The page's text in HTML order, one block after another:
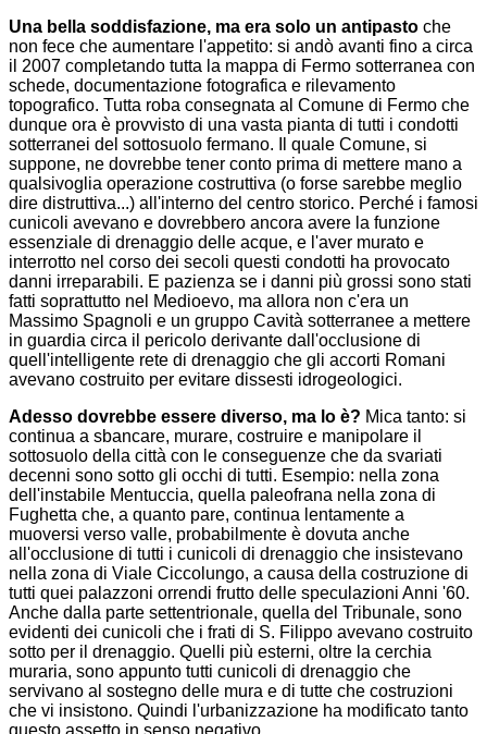
Una bella soddisfazione, ma era solo un antipasto che
non fece che aumentare l'appetito: si andò avanti fino a circa
il 2007 completando tutta la mappa di Fermo sotterranea con
schede, documentazione fotografica e rilevamento
topografico. Tutta roba consegnata al Comune di Fermo che
dunque ora è provvisto di una vasta pianta di tutti i condotti
sotterranei del sottosuolo fermano. Il quale Comune, si
suppone, ne dovrebbe tener conto prima di mettere mano a
qualsivoglia operazione costruttiva (o forse sarebbe meglio
dire distruttiva...) all'interno del centro storico. Perché i famosi
cunicoli avevano e dovrebbero ancora avere la funzione
essenziale di drenaggio delle acque, e l'aver murato e
interrotto nel corso dei secoli questi condotti ha provocato
danni irreparabili. E pazienza se i danni più grossi sono stati
fatti soprattutto nel Medioevo, ma allora non c'era un
Massimo Spagnoli e un gruppo Cavità sotterranee a mettere
in guardia circa il pericolo derivante dall'occlusione di
quell'intelligente rete di drenaggio che gli accorti Romani
avevano costruito per evitare dissesti idrogeologici.
Adesso dovrebbe essere diverso, ma lo è? Mica tanto: si
continua a sbancare, murare, costruire e manipolare il
sottosuolo della città con le conseguenze che da svariati
decenni sono sotto gli occhi di tutti. Esempio: nella zona
dell'instabile Mentuccia, quella paleofrana nella zona di
Fughetta che, a quanto pare, continua lentamente a
muoversi verso valle, probabilmente è dovuta anche
all'occlusione di tutti i cunicoli di drenaggio che insistevano
nella zona di Viale Ciccolungo, a causa della costruzione di
tutti quei palazzoni orrendi frutto delle speculazioni Anni '60.
Anche dalla parte settentrionale, quella del Tribunale, sono
evidenti dei cunicoli che i frati di S. Filippo avevano costruito
sotto per il drenaggio. Quelli più esterni, oltre la cerchia
muraria, sono appunto tutti cunicoli di drenaggio che
servivano al sostegno delle mura e di tutte che costruzioni
che vi insistono. Quindi l'urbanizzazione ha modificato tanto
questo assetto in senso negativo.